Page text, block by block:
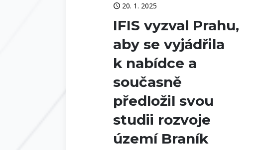
20. 1. 2025
IFIS vyzval Prahu,
aby se vyjádřila
k nabídce a
současně
předložil svou
studii rozvoje
území Braník